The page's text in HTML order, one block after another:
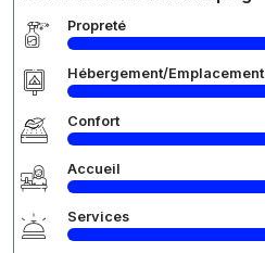
Propreté
Hébergement/Emplacement
Confort
Accueil
Services